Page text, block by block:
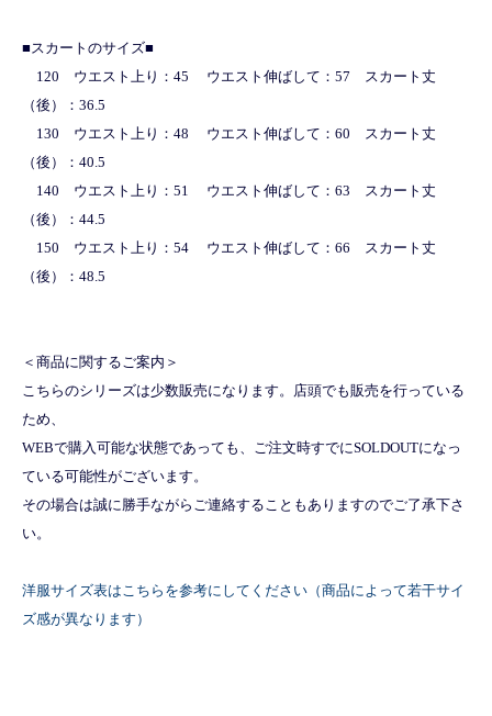
■スカートのサイズ■
120 ウエスト上り：45 ウエスト伸ばして：57 スカート丈
（後）：36.5
130 ウエスト上り：48 ウエスト伸ばして：60 スカート丈
（後）：40.5
140 ウエスト上り：51 ウエスト伸ばして：63 スカート丈
（後）：44.5
150 ウエスト上り：54 ウエスト伸ばして：66 スカート丈
（後）：48.5
＜商品に関するご案内＞
こちらのシリーズは少数販売になります。店頭でも販売を行っている
ため、
WEBで購入可能な状態であっても、ご注文時すでにSOLDOUTになっ
ている可能性がございます。
その場合は誠に勝手ながらご連絡することもありますのでご了承下さ
い。
洋服サイズ表はこちらを参考にしてください（商品によって若干サイ
ズ感が異なります）